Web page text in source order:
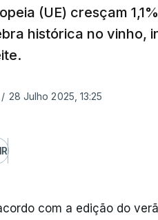
(UE) cresçam
histórica no vinho,
/ 28 Julho 2025, 13:25
com a edição do